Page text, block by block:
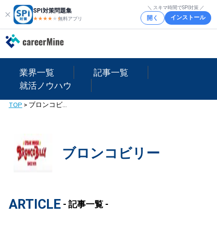
SPI対策問題集
★★★★ ★★
無料アプリ
＼ スキマ時間でSPI対策 ／
開く インストール
業界一覧
記事一覧
就活ノウハウ
TOP > ブロンコビリー
ブロンコビリー
ARTICLE - 記事一覧 -